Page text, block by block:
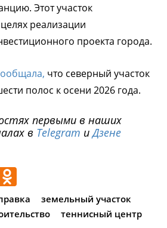
Этот участок
реализации
проекта города.
что северный участок
полос к осени 2026 года.
первыми в наших
в Telegram иДзене
земельный участок
теннисный центр